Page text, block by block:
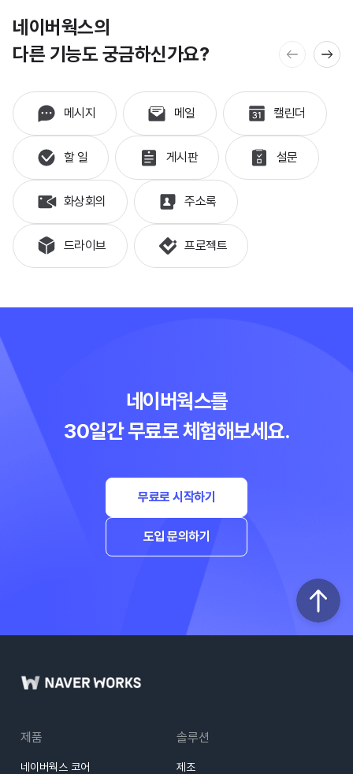
네이버웍스의
다른 기능도 궁금하신가요?
메시지 메일 캘린더
할 일 게시판 설문
화상회의 주소록
드라이브 프로젝트
네이버웍스를
30일간 무료로 체험해보세요.
무료로 시작하기
도입 문의하기
제품
네이버웍스 코어
솔루션
제조